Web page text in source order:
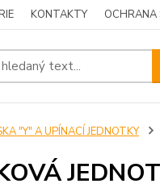
KONTAKTY OCHRANA
"Y" A UPÍNACÍ JEDNOTKY